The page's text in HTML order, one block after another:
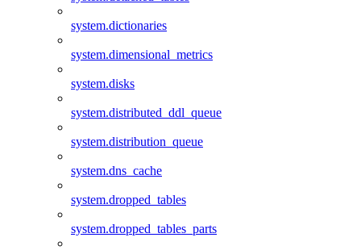
system.dictionaries
system.dimensional_metrics
system.disks
system.distributed_ddl_queue
system.distribution_queue
system.dns_cache
system.dropped_tables
system.dropped_tables_parts